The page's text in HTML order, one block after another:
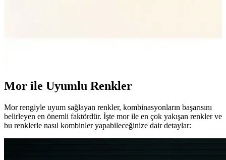
Kırmızı toka, çanta ve aksesuarlarında dikkat çekici ve şık detaylar
Mor ile Uyumlu Renkler
Mor rengiyle uyum sağlayan renkler, kombinasyonların başarısını
belirleyen en önemli faktördür. İşte mor ile en çok yakışan renkler ve
bu renklerle nasıl kombinler yapabileceğinize dair detaylar: